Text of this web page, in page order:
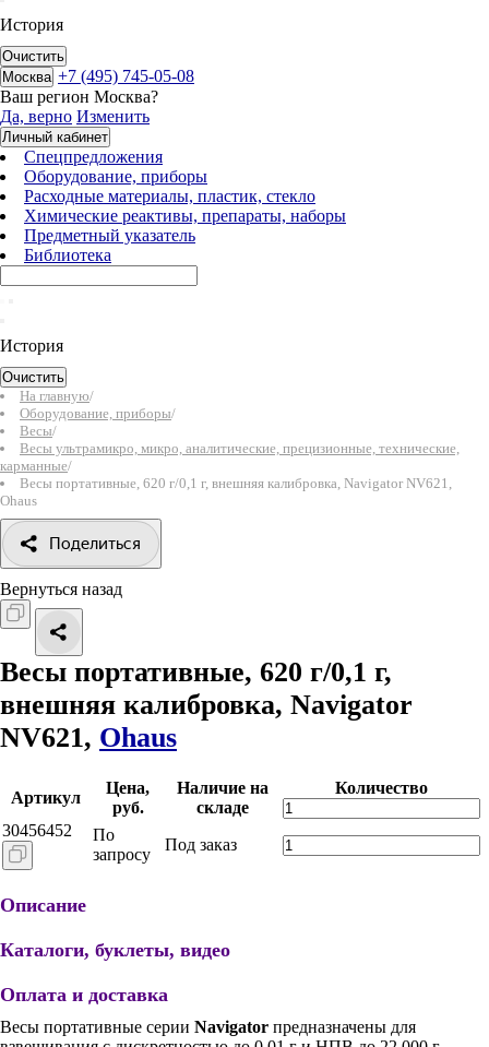
История
Очистить
Москва +7 (495) 745-05-08
Ваш регион Москва?
Да, верно Изменить
Личный кабинет
Спецпредложения
Оборудование, приборы
Расходные материалы, пластик, стекло
Химические реактивы, препараты, наборы
Предметный указатель
Библиотека
История
Очистить
На главную/
Оборудование, приборы/
Весы/
Весы ультрамикро, микро, аналитические, прецизионные, технические,
карманные/
Весы портативные, 620 г/0,1 г, внешняя калибровка, Navigator NV621,
Ohaus
Поделиться
Вернуться назад
Весы портативные, 620 г/0,1 г,
внешняя калибровка, Navigator
NV621, Ohaus
Артикул
Цена,
руб.
Наличие на
складе
Количество
30456452
По
запросу
Под заказ
Описание
Каталоги, буклеты, видео
Оплата и доставка
Весы портативные серии Navigator предназначены для